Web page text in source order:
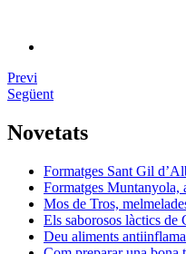
Previ
Següent
Novetats
Formatges Sant Gil
Formatges Muntanyola,
Mos de Tros,
Els saborosos làctics de
Deu aliments